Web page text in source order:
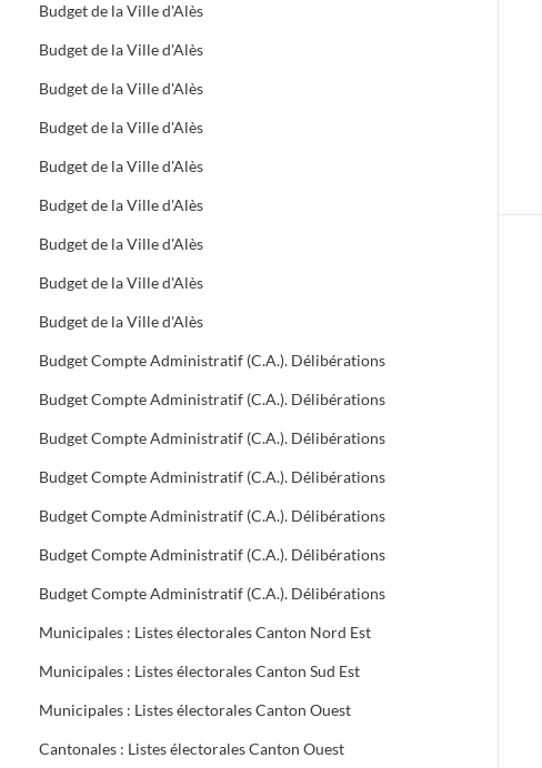
Budget de la Ville d'Alès
Budget de la Ville d'Alès
Budget de la Ville d'Alès
Budget de la Ville d'Alès
Budget de la Ville d'Alès
Budget de la Ville d'Alès
Budget de la Ville d'Alès
Budget de la Ville d'Alès
Budget de la Ville d'Alès
Budget Compte Administratif (C.A.). Délibérations
Budget Compte Administratif (C.A.). Délibérations
Budget Compte Administratif (C.A.). Délibérations
Budget Compte Administratif (C.A.). Délibérations
Budget Compte Administratif (C.A.). Délibérations
Budget Compte Administratif (C.A.). Délibérations
Budget Compte Administratif (C.A.). Délibérations
Municipales : Listes électorales Canton Nord Est
Municipales : Listes électorales Canton Sud Est
Municipales : Listes électorales Canton Ouest
Cantonales : Listes électorales Canton Ouest